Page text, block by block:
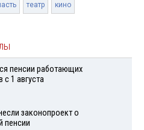
театр кино
пенсии работающих
с 1 августа
законопроект о
пенсии